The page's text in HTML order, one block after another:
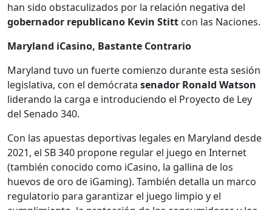
han sido obsta­c­uliza­dos por la relación neg­a­ti­va del
gob­er­nador repub­li­cano Kevin Stitt con las Naciones.
Mary­land iCas­i­no, Bas­tante Con­trario
Mary­land tuvo un fuerte comien­zo durante esta sesión
leg­isla­ti­va, con el demócra­ta senador Ronald Wat­son
lid­eran­do la car­ga e intro­ducien­do el Proyec­to de Ley
del Sena­do 340.
Con las apues­tas deporti­vas legales en Mary­land des­de
2021, el SB 340 pro­pone reg­u­lar el juego en Inter­net
(tam­bién cono­ci­do como iCas­i­no, la gal­li­na de los
huevos de oro de iGam­ing). Tam­bién detal­la un mar­co
reg­u­la­to­rio para garan­ti­zar el juego limpio y el